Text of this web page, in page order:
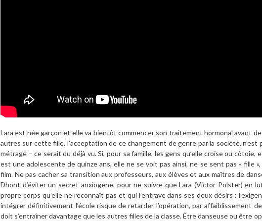
Lara est née garçon et elle va bientôt commencer son traitement hormonal avant
autres sur cette fille, l’acceptation de ce changement de genre par la société, n’est
métrage – ce serait du déjà vu. Si, pour sa famille, les gens qu’elle croise ou côtoie,
est une adolescente de quinze ans, elle ne se voit pas ainsi, ne se sent pas « fille
film. Ne pas cacher sa transition aux professeurs, aux élèves et aux maîtres de
Dhont d’éviter un secret anxiogène, pour ne suivre que Lara (Victor Polster) en
propre corps qu’elle ne reconnaît pas et qui l’entrave dans ses deux désirs :
intégrer définitivement l’école risque de retarder l’opération, par affaiblissement
doit s’entraîner davantage que les autres filles de la classe. Être danseuse ou être